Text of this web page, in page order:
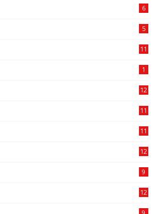
6
5
11
1
12
11
11
12
9
12